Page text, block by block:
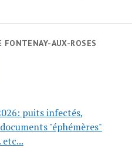
FONTENAY-AUX-ROSES
puits infectés,
"éphémères"